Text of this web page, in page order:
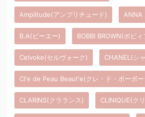
Amplitude(アンプリチュード) ANNA
B.A(ビーエー) BOBBI BROWN(ボビィ
Celvoke(セルヴォーク) CHANEL(シ
Cl'e de Peau Beaut'e(クレ・ド・ポーボー
CLARINS(クラランス) CLINIQUE(ク